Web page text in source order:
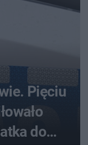
Pięciu
do